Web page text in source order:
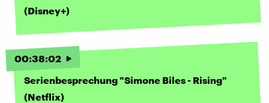
(Disney+)
00:38:02
Serienbesprechung "Simone Biles - Rising"
(Netflix)